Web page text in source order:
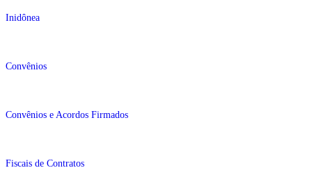
Inidônea
Convênios
Convênios e Acordos Firmados
Fiscais de Contratos